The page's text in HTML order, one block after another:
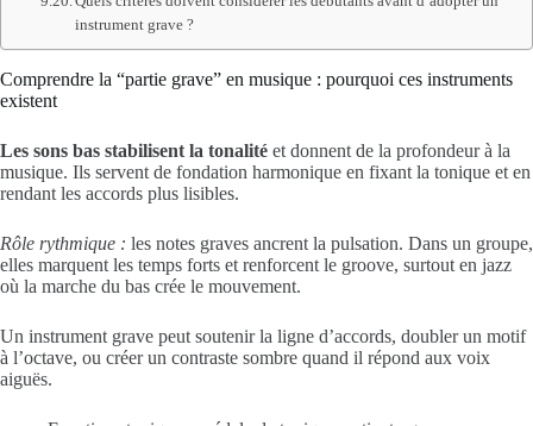
instrument grave ?
Comprendre la “partie grave” en musique : pourquoi ces instruments
existent
Les sons bas stabilisent la tonalité et donnent de la profondeur à la
musique. Ils servent de fondation harmonique en fixant la tonique et en
rendant les accords plus lisibles.
Rôle rythmique : les notes graves ancrent la pulsation. Dans un groupe,
elles marquent les temps forts et renforcent le groove, surtout en jazz
où la marche du bas crée le mouvement.
Un instrument grave peut soutenir la ligne d’accords, doubler un motif
à l’octave, ou créer un contraste sombre quand il répond aux voix
aiguës.